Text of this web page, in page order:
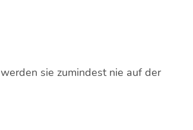
sie zumindest nie auf der